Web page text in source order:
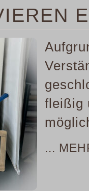
fleißig
...